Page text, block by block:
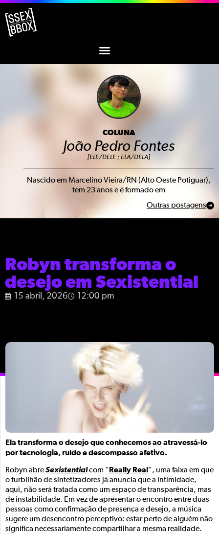
COLUNA
João Pedro Fontes
[ELE/DELE ; ELA/DELA]
Nascido em Marcelino Vieira/RN (Alto Oeste Potiguar),
tem 23 anos e é formado em
Outras postagens
Robyn transforma o
desejo em Sexistential
15 abril, 2026 12:00 pm
Ela transforma o desejo que conhecemos ao atravessá-lo
por tecnologia, ruído e descompasso afetivo.
Robyn abreSexistentialcom “ Really Real ”, uma faixa em que
o turbilhão de sintetizadores já anuncia que a intimidade,
aqui, não será tratada como um espaço de transparência, mas
de instabilidade. Em vez de apresentar o encontro entre duas
pessoas como confirmação de presença e desejo, a música
sugere um desencontro perceptivo: estar perto de alguém não
significa necessariamente compartilhar a mesma realidade.